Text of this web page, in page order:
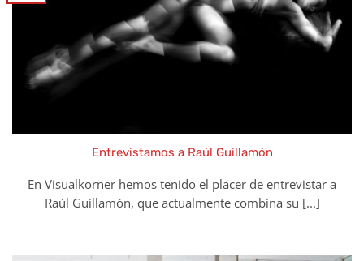
Entrevistamos a Raúl Guillamón
En Visualkorner hemos tenido el placer de entrevistar a
Raúl Guillamón, que actualmente combina su [...]